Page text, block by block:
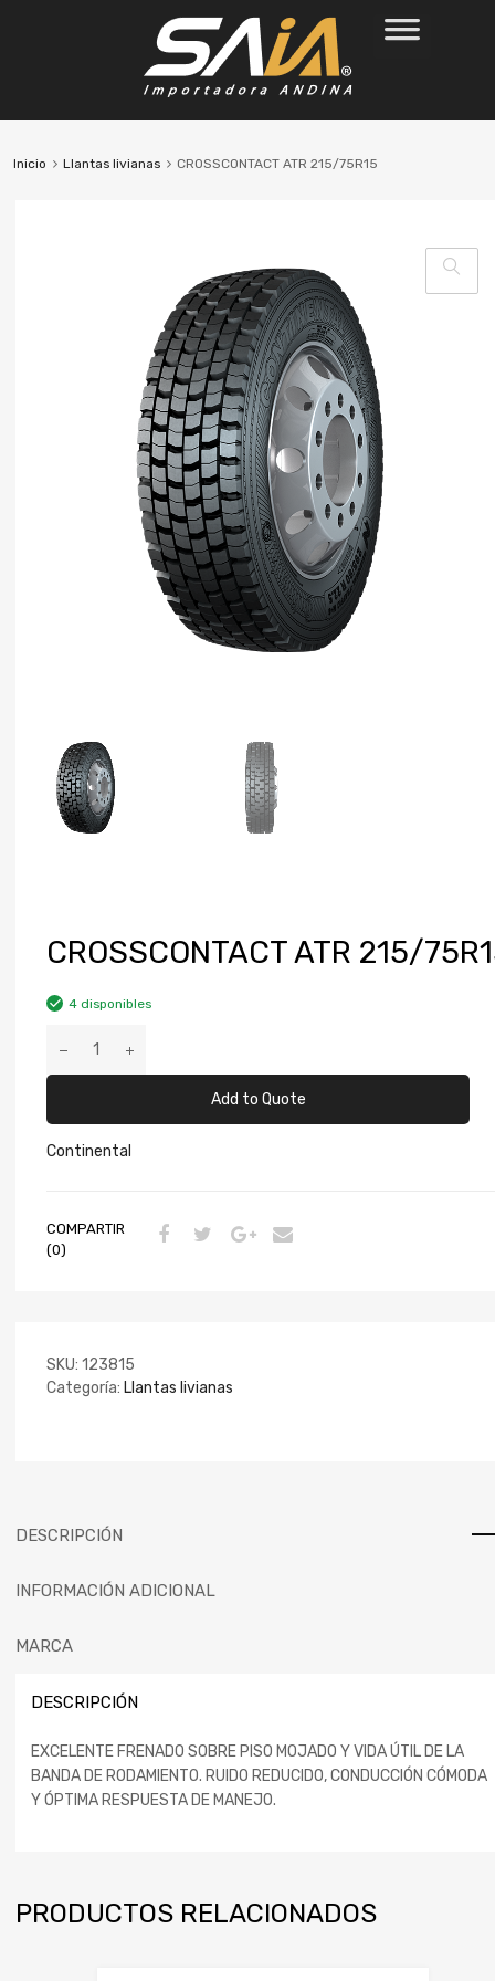
Inicio Llantas livianas CROSSCONTACT ATR 215/75R15
CROSSCONTACT ATR 215/
4 disponibles
Add to Quote
Continental
COMPARTIR
(0)
SKU: 123815
Categoría: Llantas livianas
DESCRIPCIÓN
INFORMACIÓN ADICIONAL
MARCA
DESCRIPCIÓN
EXCELENTE FRENADO SOBRE PISO MOJADO Y VIDA ÚTIL DE LA
BANDA DE RODAMIENTO. RUIDO REDUCIDO, CONDUCCIÓN CÓMODA
Y ÓPTIMA RESPUESTA DE MANEJO.
PRODUCTOS RELACIONADOS